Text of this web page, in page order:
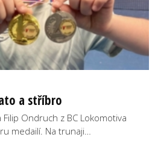
a stříbro
Ondruch z BC Lokomotiva
medailí. Na trunaji…